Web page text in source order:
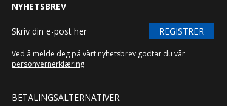
NYHETSBREV
REGISTRER
Ved å melde deg på vårt nyhetsbrev godtar du vår
personvernerklæring
BETALINGSALTERNATIVER